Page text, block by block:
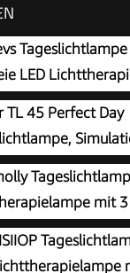
LED
LED Daylight
Lampe,
für Zuhause/
TL 45 Perfect Day
mit 3
Tages-Nacht-
ideal für
Zuhause
mit 3
& 5
Simulation von